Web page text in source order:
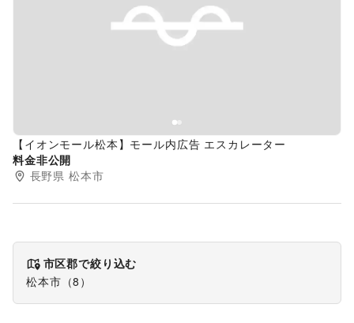
Previous slide
【イオンモール松本】モール内広告 エスカレーター
料金非公開
長野県 松本市
市区郡で絞り込む
松本市 （8 ）